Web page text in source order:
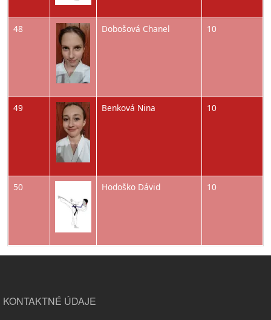
48 Obrázok Dobošová Chanel 10
49 Obrázok Benková Nina 10
50 Hodoško Dávid 10
KONTAKTNÉ ÚDAJE